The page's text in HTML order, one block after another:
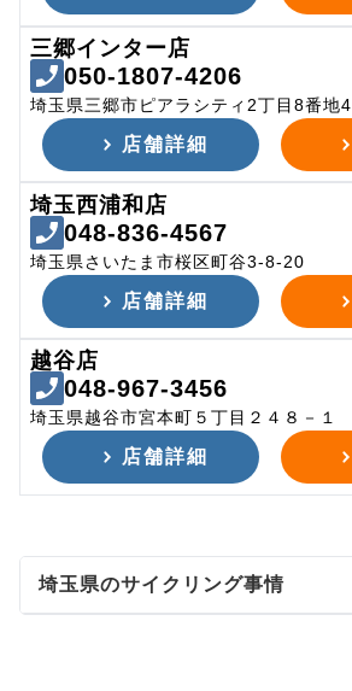
三郷インター店
050-1807-4206
埼玉県三郷市ピアラシティ2丁目8番地4
店舗詳細
埼玉西浦和店
048-836-4567
埼玉県さいたま市桜区町谷3-8-20
店舗詳細
越谷店
048-967-3456
埼玉県越谷市宮本町５丁目２４８－１
店舗詳細
埼玉県のサイクリング事情